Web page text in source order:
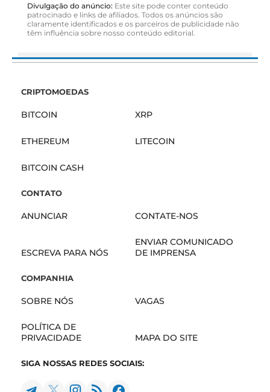
Divulgação do anúncio: Este site pode conter conteúdo
patrocinado e links de afiliados. Todos os anúncios são
claramente identificados e os parceiros de publicidade não
têm influência sobre nosso conteúdo editorial.
CRIPTOMOEDAS
BITCOIN XRP
ETHEREUM LITECOIN
BITCOIN CASH
CONTATO
ANUNCIAR CONTATE-NOS
ESCREVA PARA NÓS
ENVIAR COMUNICADO
DE IMPRENSA
COMPANHIA
SOBRE NÓS VAGAS
POLÍTICA DE
PRIVACIDADE
MAPA DO SITE
SIGA NOSSAS REDES SOCIAIS: